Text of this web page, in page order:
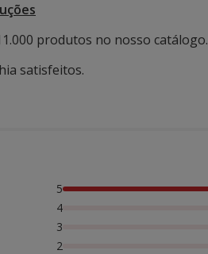
produtos no nosso catálogo.
satisfeitos.
5
4
3
2